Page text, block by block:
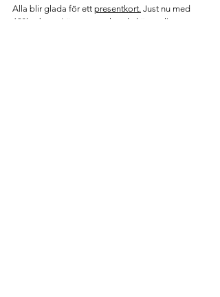
Alla blir glada för ett presentkort. Just nu med
40% rabatt.  Läs mer om hur du köper ditt